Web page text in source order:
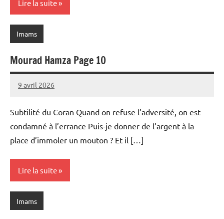
Lire la suite
Imams
Mourad Hamza Page 10
9 avril 2026
prieres
Subtilité du Coran Quand on refuse l’adversité, on est
condamné à l’errance Puis-je donner de l’argent à la
place d’immoler un mouton ? Et il […]
Lire la suite
Imams